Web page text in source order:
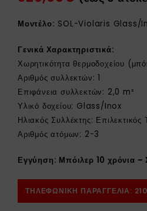
Μοντέλο: SOL-Violaris Glass/
Γενικά Χαρακτηριστικά:
Χωρητικότητα θερμοδοχείου
Αριθμός συλλεκτών: 1
Επιφάνεια συλλεκτών: 2,0 m²
Υλικό δοχείου: Glass/Inox
Ηλιακός Συλλέκτης: Επιλεκτικός
Αριθμός ατόμων: 2-3
Εγγύηση: Μπόιλερ 10 χρόνια –
ΤΗΛΕΦΩΝΙΚΗ ΠΑΡΑΓΓΕΛΙΑ: